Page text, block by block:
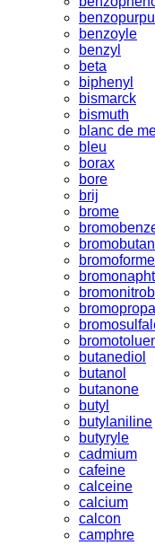
benzoyle
benzyl
beta
biphenyl
bismarck
bismuth
blanc de
bleu
borax
bore
brij
brome
bromoforme
butanediol
butanol
butanone
butyl
butylaniline
butyryle
cadmium
cafeine
calceine
calcium
calcon
camphre